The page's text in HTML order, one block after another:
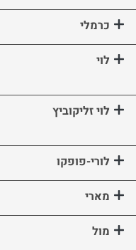
כרמלי
לוי
לוי זליקוביץ
לורי-פופקו
מארי
מול